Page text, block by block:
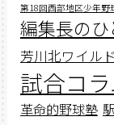
第18回西部地区少年野
編集長のひ
芳川北ワイル
試合コ
革命的野球塾